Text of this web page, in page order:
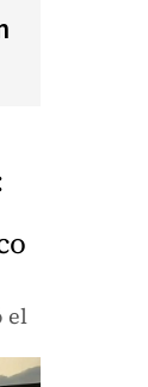
el